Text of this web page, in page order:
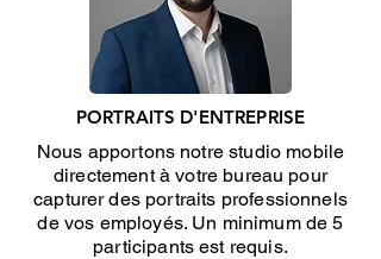
PORTRAITS D'ENTREPRISE
Nous apportons notre studio mobile
directement à votre bureau pour
capturer des portraits professionnels
de vos employés. Un minimum de 5
participants est requis.